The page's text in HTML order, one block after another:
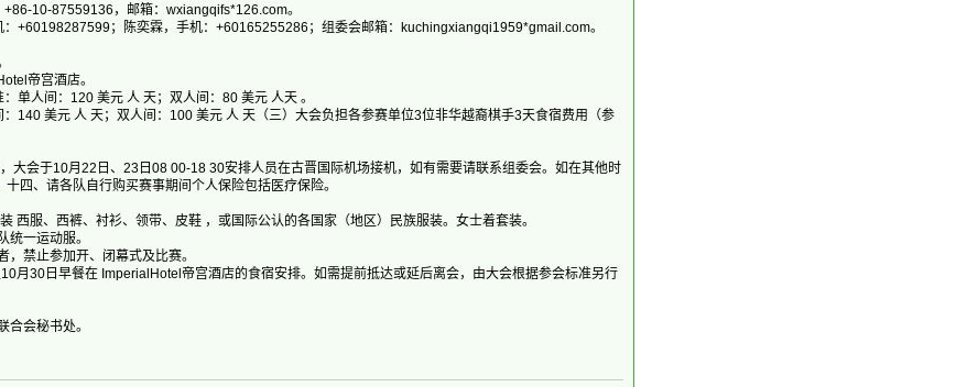
10-87559136，邮箱：wxiangqifs*126.com。
+60198287599；陈奕霖，手机：+60165255286；组委会邮箱：kuchingxiangqi1959*gmail.com。
帝宫酒店。
单人间：120 美元 人 天；双人间：80 美元 人天 。
：140 美元 人 天；双人间：100 美元 人 天（三）大会负担各参赛单位3位非华越裔棋手3天食宿费用（参
大会于10月22日、23日08 00-18 30安排人员在古晋国际机场接机，如有需要请联系组委会。如在其他时
四、请各队自行购买赛事期间个人保险包括医疗保险。
西服、西裤、衬衫、领带、皮鞋 ，或国际公认的各国家（地区）民族服装。女士着套装。
统一运动服。
，禁止参加开、闭幕式及比赛。
10月30日早餐在 ImperialHotel帝宫酒店的食宿安排。如需提前抵达或延后离会，由大会根据参会标准另行
合会秘书处。